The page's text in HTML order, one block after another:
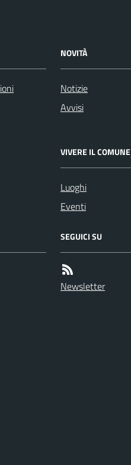
NOVITÀ
Notizie
Avvisi
VIVERE IL COMUNE
Luoghi
Eventi
SEGUICI SU
Newsletter